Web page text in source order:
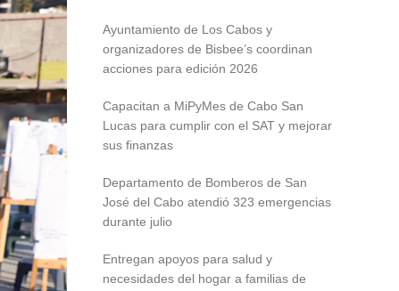
Ayuntamiento de Los Cabos y
organizadores de Bisbee’s coordinan
acciones para edición 2026
Capacitan a MiPyMes de Cabo San
Lucas para cumplir con el SAT y mejorar
sus finanzas
Departamento de Bomberos de San
José del Cabo atendió 323 emergencias
durante julio
Entregan apoyos para salud y
necesidades del hogar a familias de